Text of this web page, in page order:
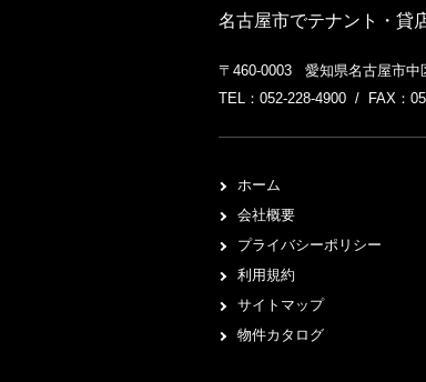
名古屋市でテナント・貸
〒460-0003 愛知県名古屋市中
TEL：052-228-4900 / FAX：
ホーム
会社概要
プライバシーポリシー
利用規約
サイトマップ
物件カタログ